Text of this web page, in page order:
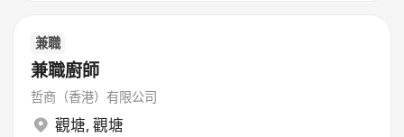
兼職
兼職廚師
哲商（香港）有限公司
觀塘, 觀塘